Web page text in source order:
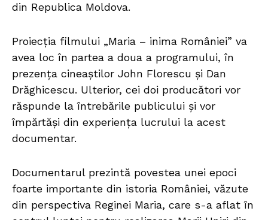
din Republica Moldova.
Proiecția filmului „Maria – inima României” va
avea loc în partea a doua a programului, în
prezența cineaștilor John Florescu și Dan
Drăghicescu. Ulterior, cei doi producători vor
răspunde la întrebările publicului și vor
împărtăși din experiența lucrului la acest
documentar.
Documentarul prezintă povestea unei epoci
foarte importante din istoria României, văzute
din perspectiva Reginei Maria, care s-a aflat în